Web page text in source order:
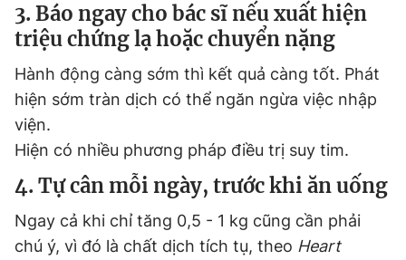
3. Báo ngay cho bác sĩ nếu xuất hiện
triệu chứng lạ hoặc chuyển nặng
Hành động càng sớm thì kết quả càng tốt. Phát
hiện sớm tràn dịch có thể ngăn ngừa việc nhập
viện.
Hiện có nhiều phương pháp điều trị suy tim.
4. Tự cân mỗi ngày, trước khi ăn uống
Ngay cả khi chỉ tăng 0,5 - 1 kg cũng cần phải
chú ý, vì đó là chất dịch tích tụ, theo Heart